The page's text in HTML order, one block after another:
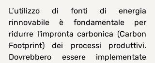
L’utilizzo di fonti di energia
rinnovabile è fondamentale per
ridurre l'impronta carbonica (Carbon
Footprint) dei processi produttivi.
Dovrebbero essere implementate